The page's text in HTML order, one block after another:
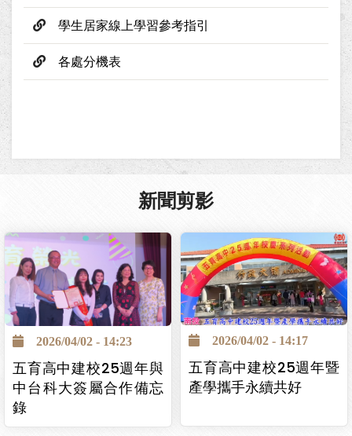
學生居家線上學習參考指引
各處分機表
新聞剪影
2026/04/02 - 14:23
五育高中建校25週年與
中台科大簽屬合作備忘
錄
2026/04/02 - 14:17
五育高中建校25週年暨
產學攜手永續共好